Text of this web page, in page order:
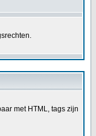
met HTML, tags zijn